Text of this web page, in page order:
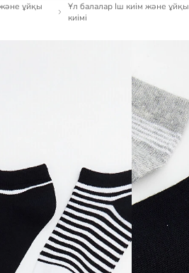
ұйқы
Ұл балалар Іш киім және ұйқы
киімі